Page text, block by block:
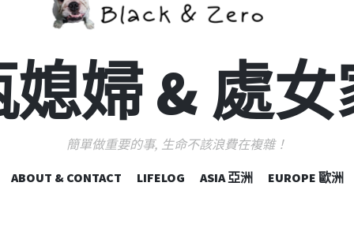
婦 & 處
簡單做重要的事, 生命不該浪費在複雜！
跳
ABOUT & CONTACT LIFELOG ASIA 亞洲 EUROPE 歐洲